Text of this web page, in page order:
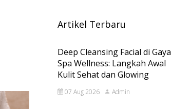
Artikel Terbaru
Deep Cleansing Facial di Gaya
Spa Wellness: Langkah Awal
Kulit Sehat dan Glowing
07 Aug 2026 Admin